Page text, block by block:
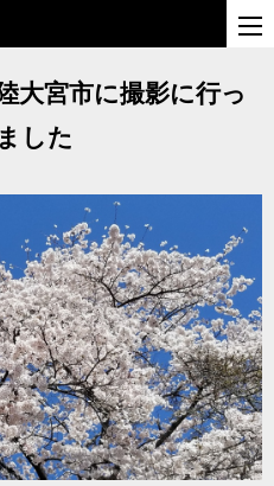
大宮市に撮影に行っ
した